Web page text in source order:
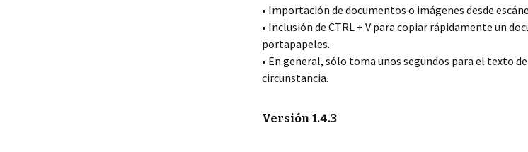
• Importación de documentos o imágenes desde
• Inclusión de CTRL + V para copiar rápidamente un
portapapeles.
• En general, sólo toma unos segundos para el texto
circunstancia.
Versión 1.4.3